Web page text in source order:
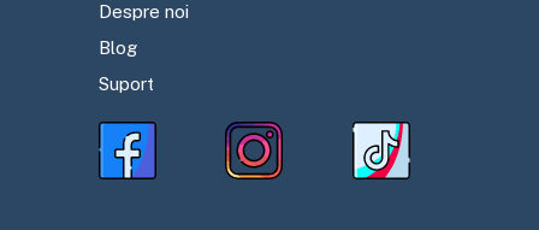
Despre noi
Blog
Suport